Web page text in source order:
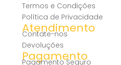
Termos e Condições
Política de Privacidade
Atendimento
Contate-nos
Devoluções
Pagamento
Pagamento Seguro